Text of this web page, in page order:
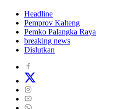
Headline
Pemprov Kalteng
Pemko Palangka Raya
breaking news
Dislutkan